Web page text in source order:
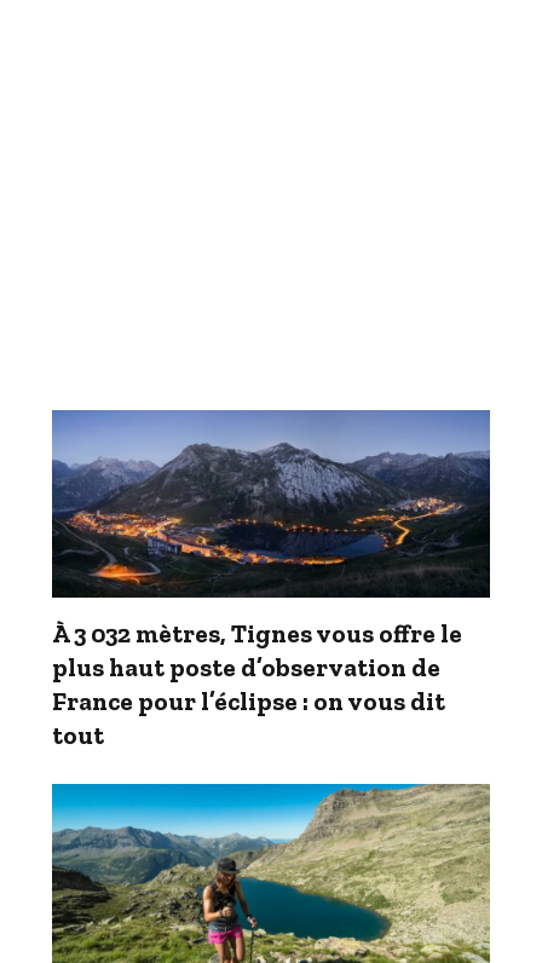
À 3 032 mètres, Tignes vous offre le
plus haut poste d’observation de
France pour l’éclipse : on vous dit
tout